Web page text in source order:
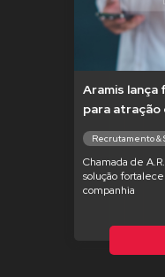
Aramis
para atração
Recrutamento &
Chamada de
solução
companhia